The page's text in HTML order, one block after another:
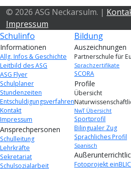
© 2026 ASG Neckarsulm. |
Impressum
Schulinfo
Informationen
Allg. Infos & Geschichte
Leitbild des ASG
ASG Flyer
Schulplaner
Stundenzeiten
Entschuldigungsverfahren
Kontakt
Impressum
Ansprechpersonen
Schulleitung
Lehrkräfte
Sekretariat
Schulsozialarbeit
Bildung
Auszeichnungen
Partnerschule für
Sprachzertifikate
SCORA
Profile
Übersicht
NwT Übersicht
Sportprofil
Bilingualer Zug
Sprachliches Profil
Spanisch
Fotoprojekt